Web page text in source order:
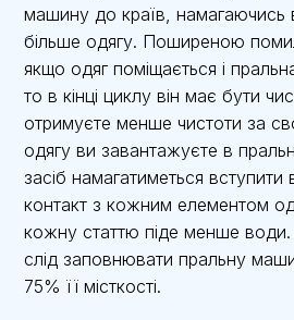
машину до країв, намагаючись
більше одягу. Поширеною
якщо одяг поміщається і
то в кінці циклу він має бути
отримуєте менше чистоти за
одягу ви завантажуєте в
засіб намагатиметься вступити
контакт з кожним елементом
кожну статтю піде менше води.
слід заповнювати пральну
75% її місткості.